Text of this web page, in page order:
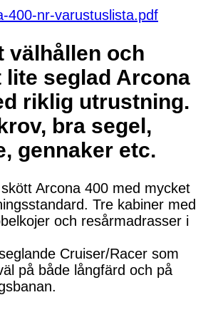
400-nr-varustuslista.pdf
välhållen och
lite seglad Arcona
riklig utrustning.
bra segel,
gennaker etc.
Arcona 400 med mycket
Tre kabiner med
och resårmadrasser i
Cruiser/Racer som
på både långfärd och på